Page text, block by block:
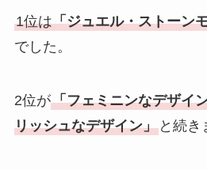
1位は「ジュエル・ストーン
でした。
2位が「フェミニンなデザイ
リッシュなデザイン」と続き